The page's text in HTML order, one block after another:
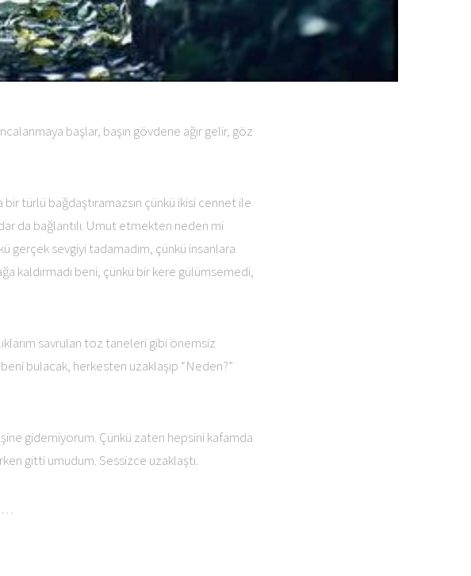
başlar, başın gövdene ağır gelir, göz
türlü bağdaştıramazsın çünkü ikisi cennet ile
da bağlantılı. Umut etmekten neden mi
gerçek sevgiyi tadamadım, çünkü insanlara
kaldırmadı beni, çünkü bir kere gülümsemedi,
savrulan toz taneleri gibi önemsiz
bulacak, herkesten uzaklaşıp “Neden?”
gidemiyorum. Çünkü zaten hepsini kafamda
gitti umudum. Sessizce uzaklaştı.